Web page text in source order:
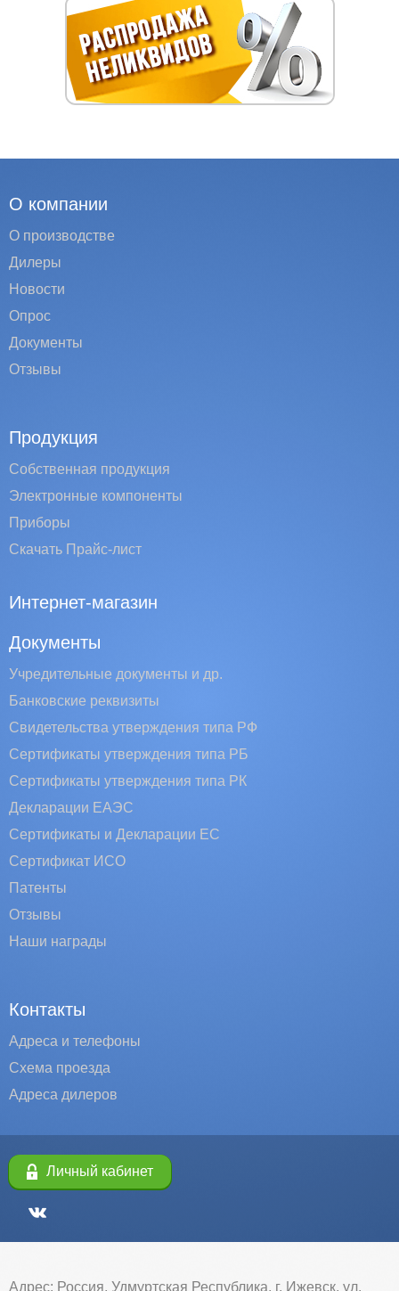
О компании
О производстве
Дилеры
Новости
Опрос
Документы
Отзывы
Продукция
Собственная продукция
Электронные компоненты
Приборы
Скачать Прайс-лист
Интернет-магазин
Документы
Учредительные документы и др.
Банковские реквизиты
Свидетельства утверждения типа РФ
Сертификаты утверждения типа РБ
Сертификаты утверждения типа РК
Декларации ЕАЭС
Сертификаты и Декларации EC
Сертификат ИСО
Патенты
Отзывы
Наши награды
Контакты
Адреса и телефоны
Схема проезда
Адреса дилеров
Личный кабинет
Адрес: Россия, Удмуртская Республика, г. Ижевск, ул.